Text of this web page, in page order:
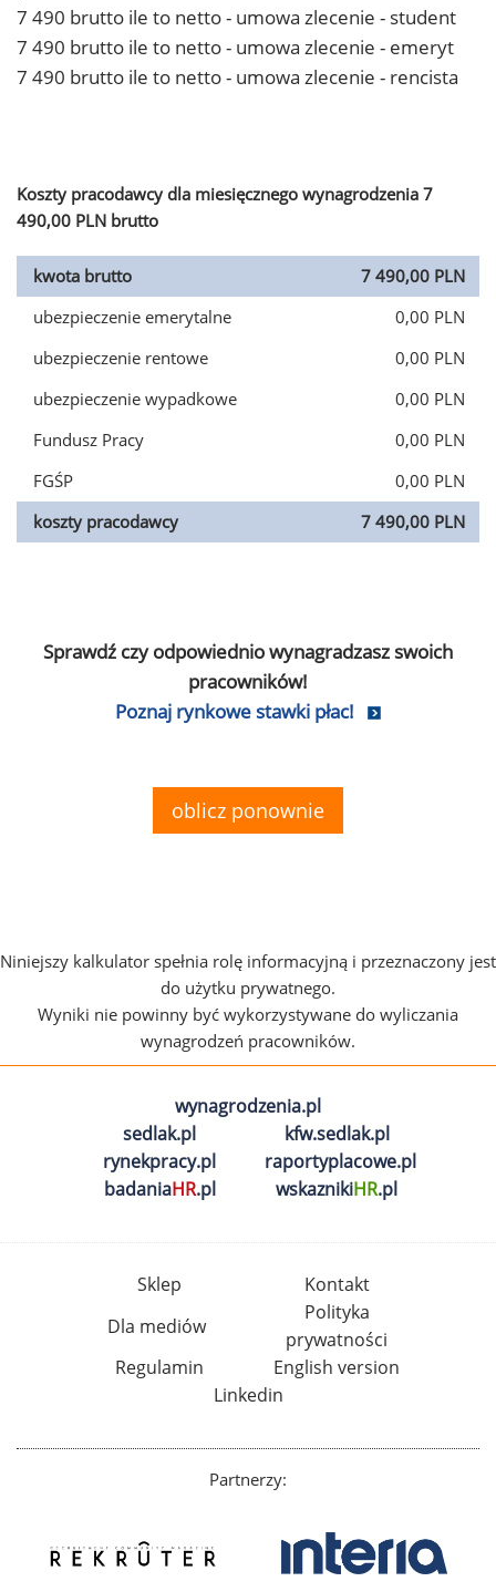
7 490 brutto ile to netto - umowa zlecenie - student
7 490 brutto ile to netto - umowa zlecenie - emeryt
7 490 brutto ile to netto - umowa zlecenie - rencista
Koszty pracodawcy dla miesięcznego wynagrodzenia 7
490,00 PLN brutto
kwota brutto
7 490,00 PLN
ubezpieczenie emerytalne
0,00 PLN
ubezpieczenie rentowe
0,00 PLN
ubezpieczenie wypadkowe
0,00 PLN
Fundusz Pracy
0,00 PLN
FGŚP
0,00 PLN
koszty pracodawcy
7 490,00 PLN
Sprawdź czy odpowiednio wynagradzasz swoich
pracowników!
Poznaj rynkowe stawki płac!
oblicz ponownie
Niniejszy kalkulator spełnia rolę informacyjną i przeznaczony jest
do użytku prywatnego.
Wyniki nie powinny być wykorzystywane do wyliczania
wynagrodzeń pracowników.
wynagrodzenia.pl
sedlak.pl
kfw.sedlak.pl
rynekpracy.pl
raportyplacowe.pl
badaniaHR.pl wskaznikiHR.pl
Sklep
Kontakt
Dla mediów
Polityka
prywatności
Regulamin
English version
Linkedin
Partnerzy: